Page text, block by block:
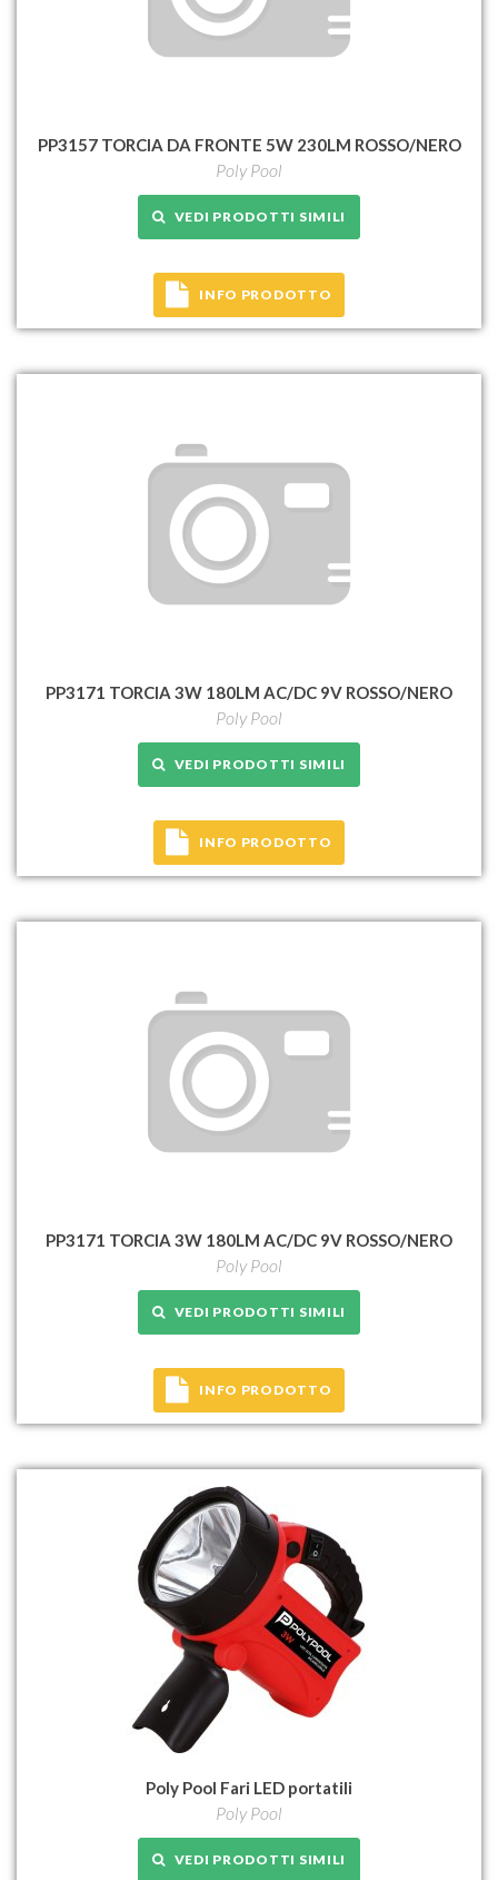
PP3157 TORCIA DA FRONTE 5W 230LM ROSSO/NERO
Poly Pool
VEDI PRODOTTI SIMILI
INFO PRODOTTO
PP3171 TORCIA 3W 180LM AC/DC 9V ROSSO/NERO
Poly Pool
VEDI PRODOTTI SIMILI
INFO PRODOTTO
PP3171 TORCIA 3W 180LM AC/DC 9V ROSSO/NERO
Poly Pool
VEDI PRODOTTI SIMILI
INFO PRODOTTO
Poly Pool Fari LED portatili
Poly Pool
VEDI PRODOTTI SIMILI